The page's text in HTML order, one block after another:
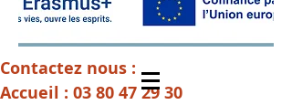
Contactez nous :
Accueil : 03 80 47 29 30